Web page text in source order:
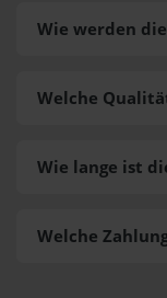
Wie werden
Welche
Welche
Wie lange ist